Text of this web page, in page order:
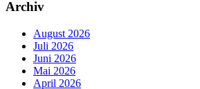
Archiv
August 2026
Juli 2026
Juni 2026
Mai 2026
April 2026